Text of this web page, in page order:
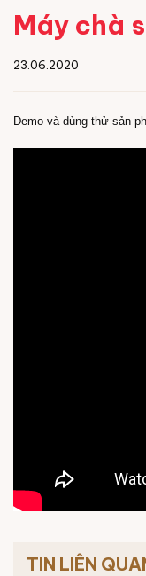
Máy chà
23.06.2020
Demo và dùng thử sản
TIN LIÊN